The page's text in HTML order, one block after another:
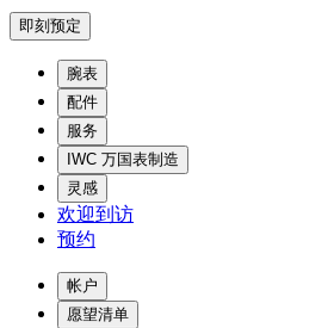
即刻预定
腕表
配件
服务
IWC 万国表制造
灵感
欢迎到访
预约
帐户
愿望清单